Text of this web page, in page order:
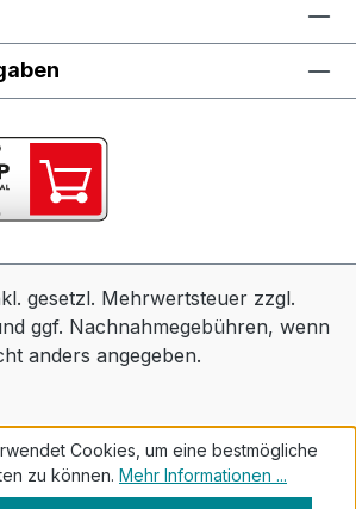
gesetzl. Mehrwertsteuer zzgl.
ggf. Nachnahmegebühren, wenn
anders angegeben.
Cookies, um eine bestmögliche
zu können. Mehr Informationen ...